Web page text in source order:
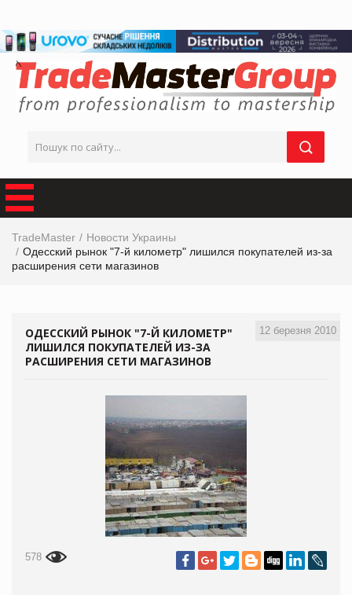
TradeMaster
Новости Украины
Одесский рынок "7-й километр" лишился покупателей из-за
расширения сети магазинов
12 березня 2010
ОДЕССКИЙ РЫНОК "7-Й КИЛОМЕТР"
ЛИШИЛСЯ ПОКУПАТЕЛЕЙ ИЗ-ЗА
РАСШИРЕНИЯ СЕТИ МАГАЗИНОВ
578